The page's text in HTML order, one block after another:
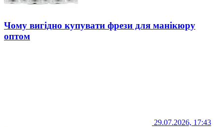
Чому вигідно купувати фрези для манікюру
оптом
29.07.2026, 17:43